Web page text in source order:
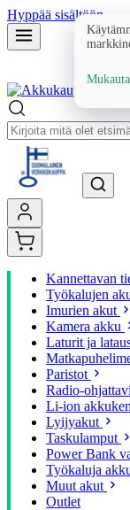
Hyppää sisältöön
Kannettavan
Työkalujen
Imurien akut
Kamera akku
Laturit ja
Paristot
Radio-
Li-ion
Lyijyakut
Taskulamput
Power Bank
Työkaluja
Muut akut
Outlet